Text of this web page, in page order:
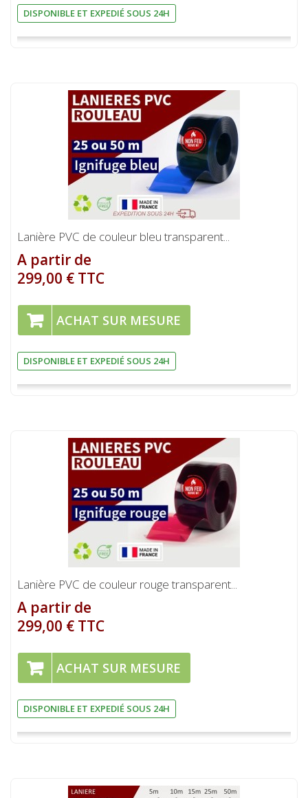
DISPONIBLE ET EXPEDIÉ SOUS 24H
Lanière PVC de couleur bleu transparent...
A partir de
299,00 € TTC
ACHAT SUR MESURE
DISPONIBLE ET EXPEDIÉ SOUS 24H
Lanière PVC de couleur rouge transparent...
A partir de
299,00 € TTC
ACHAT SUR MESURE
DISPONIBLE ET EXPEDIÉ SOUS 24H